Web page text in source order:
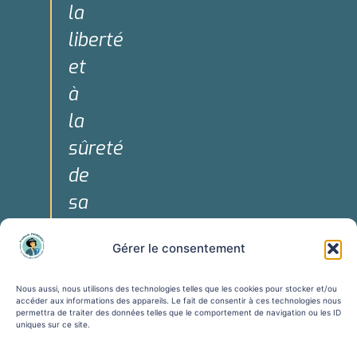
Gérer le consentement
Nous aussi, nous utilisons des technologies telles que les cookies pour stocker et/ou
accéder aux informations des appareils. Le fait de consentir à ces technologies nous
permettra de traiter des données telles que le comportement de navigation ou les ID
uniques sur ce site.
la
liberté
et
à
la
sûreté
de
sa
Déclaration
Universelle
des Droits